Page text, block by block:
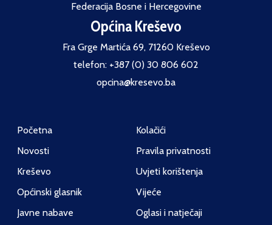
Federacija Bosne i Hercegovine
Općina Kreševo
Fra Grge Martića 69, 71260 Kreševo
telefon: +387 (0) 30 806 602
opcina@kresevo.ba
Početna
Novosti
Kreševo
Općinski glasnik
Javne nabave
Kolačići
Pravila privatnosti
Uvjeti korištenja
Vijeće
Oglasi i natječaji